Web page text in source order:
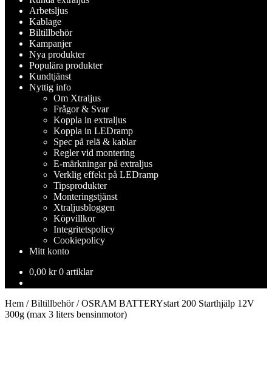
Arbetsljus
Kablage
Biltillbehör
Kampanjer
Nya produkter
Populära produkter
Kundtjänst
Nyttig info
Om Xtraljus
Frågor & Svar
Koppla in extraljus
Koppla in LEDramp
Spec på relä & kablar
Regler vid montering
E-märkningar på extraljus
Verklig effekt på LEDramp
Tipsprodukter
Monteringstjänst
Xtraljusbloggen
Köpvillkor
Integritetspolicy
Cookiepolicy
Mitt konto
0,00 kr 0 artiklar
Hem /Biltillbehör/OSRAM BATTERYstart 200 Starthjälp 12V
300g (max 3 liters bensinmotor)